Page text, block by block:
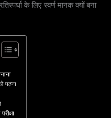
के लिए स्वर्ण मानक क्यों बना
पढ़ना